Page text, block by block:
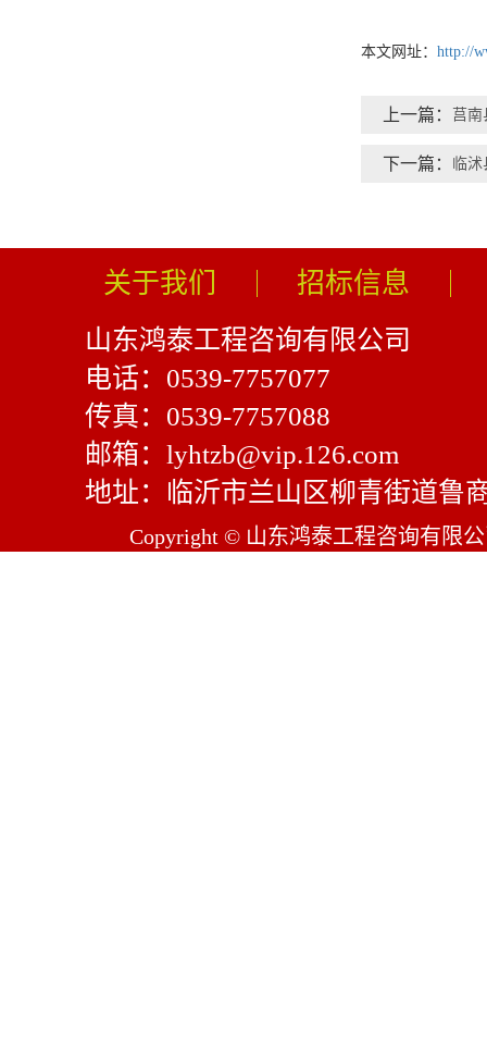
本文网址： http://
上一篇： 莒南
下一篇： 临沭
关于我们 招标信息
山东鸿泰工程咨询有限公司
电话：0539-7757077
传真：0539-7757088
邮箱：lyhtzb@vip.126.com
地址：临沂市兰山区柳青街道鲁
Copyright © 山东鸿泰工程咨询有限